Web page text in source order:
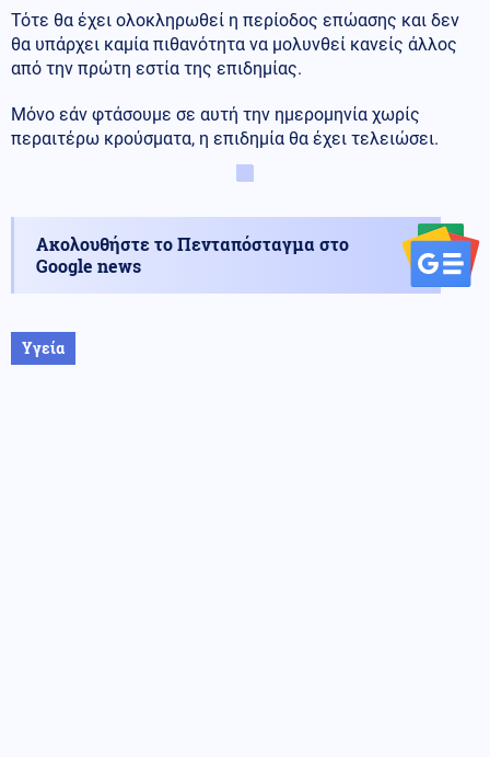
Τότε θα έχει ολοκληρωθεί η περίοδος επώασης και δεν
θα υπάρχει καμία πιθανότητα να μολυνθεί κανείς άλλος
από την πρώτη εστία της επιδημίας.
Μόνο εάν φτάσουμε σε αυτή την ημερομηνία χωρίς
περαιτέρω κρούσματα, η επιδημία θα έχει τελειώσει.
Ακολουθήστε το Πενταπόσταγμα στο
Google news
Υγεία